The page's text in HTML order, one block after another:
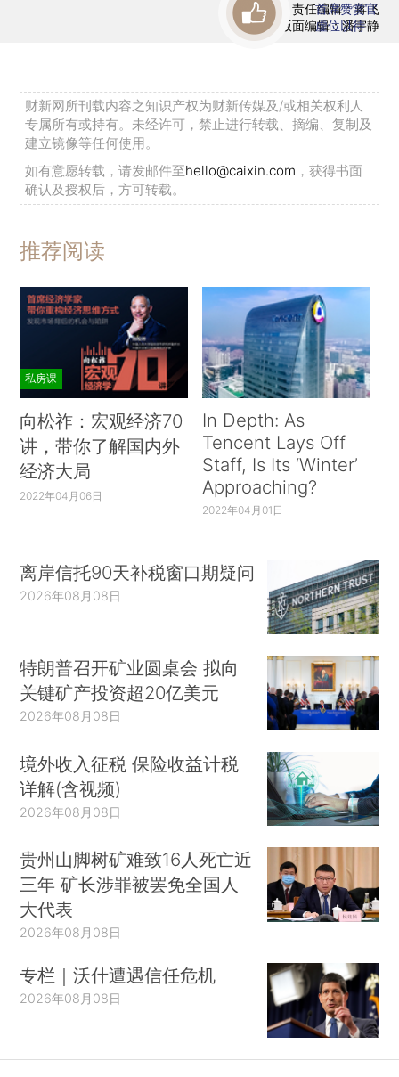
责任编辑：蒋飞
版面编辑：潘宇静
首席赞赏官
虚位以待
财新网所刊载内容之知识产权为财新传媒及/或相关权利人
专属所有或持有。未经许可，禁止进行转载、摘编、复制及
建立镜像等任何使用。
如有意愿转载，请发邮件至hello@caixin.com ，获得书面
确认及授权后，方可转载。
推荐阅读
私房课
向松祚：宏观经济70
讲，带你了解国内外
经济大局
2022年04月06日
In Depth: As
Tencent Lays Off
Staff, Is Its ‘Winter’
Approaching?
2022年04月01日
离岸信托90天补税窗口期疑问
2026年08月08日
特朗普召开矿业圆桌会 拟向
关键矿产投资超20亿美元
2026年08月08日
境外收入征税 保险收益计税
详解(含视频)
2026年08月08日
贵州山脚树矿难致16人死亡近
三年 矿长涉罪被罢免全国人
大代表
2026年08月08日
专栏｜沃什遭遇信任危机
2026年08月08日